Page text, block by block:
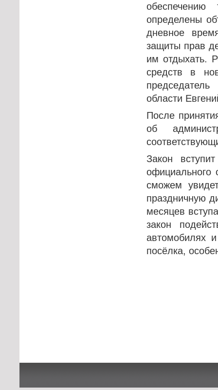
определены
дневное
защиты прав
им отдыхать.
средств в
области
После
об
Закон
сможем
праздничную
месяцев
закон
автомобилях
посёлка,